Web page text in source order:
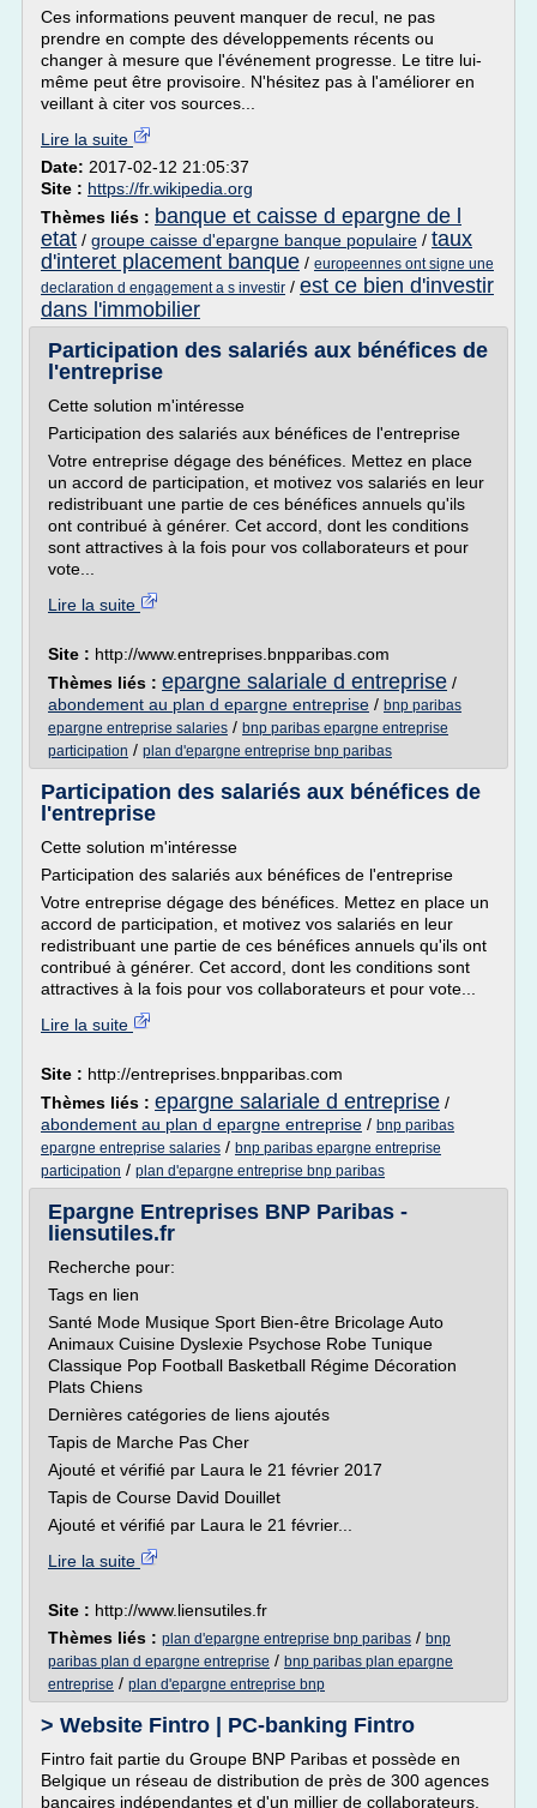
Ces informations peuvent manquer de recul, ne pas
prendre en compte des développements récents ou
changer à mesure que l'événement progresse. Le titre lui-
même peut être provisoire. N'hésitez pas à l'améliorer en
veillant à citer vos sources...
Lire la suite
Date: 2017-02-12 21:05:37
Site : https://fr.wikipedia.org
Thèmes liés : banque et caisse d epargne de l
etat / groupe caisse d'epargne banque populaire / taux
d'interet placement banque / europeennes ont signe une
declaration d engagement a s investir / est ce bien d'investir
dans l'immobilier
Participation des salariés aux bénéfices de
l'entreprise
Cette solution m'intéresse
Participation des salariés aux bénéfices de l'entreprise
Votre entreprise dégage des bénéfices. Mettez en place
un accord de participation, et motivez vos salariés en leur
redistribuant une partie de ces bénéfices annuels qu'ils
ont contribué à générer. Cet accord, dont les conditions
sont attractives à la fois pour vos collaborateurs et pour
vote...
Lire la suite
Site : http://www.entreprises.bnpparibas.com
Thèmes liés : epargne salariale d entreprise /
abondement au plan d epargne entreprise / bnp paribas
epargne entreprise salaries / bnp paribas epargne entreprise
participation / plan d'epargne entreprise bnp paribas
Participation des salariés aux bénéfices de
l'entreprise
Cette solution m'intéresse
Participation des salariés aux bénéfices de l'entreprise
Votre entreprise dégage des bénéfices. Mettez en place un
accord de participation, et motivez vos salariés en leur
redistribuant une partie de ces bénéfices annuels qu'ils ont
contribué à générer. Cet accord, dont les conditions sont
attractives à la fois pour vos collaborateurs et pour vote...
Lire la suite
Site : http://entreprises.bnpparibas.com
Thèmes liés : epargne salariale d entreprise /
abondement au plan d epargne entreprise / bnp paribas
epargne entreprise salaries / bnp paribas epargne entreprise
participation / plan d'epargne entreprise bnp paribas
Epargne Entreprises BNP Paribas -
liensutiles.fr
Recherche pour:
Tags en lien
Santé Mode Musique Sport Bien-être Bricolage Auto
Animaux Cuisine Dyslexie Psychose Robe Tunique
Classique Pop Football Basketball Régime Décoration
Plats Chiens
Dernières catégories de liens ajoutés
Tapis de Marche Pas Cher
Ajouté et vérifié par Laura le 21 février 2017
Tapis de Course David Douillet
Ajouté et vérifié par Laura le 21 février...
Lire la suite
Site : http://www.liensutiles.fr
Thèmes liés : plan d'epargne entreprise bnp paribas / bnp
paribas plan d epargne entreprise / bnp paribas plan epargne
entreprise / plan d'epargne entreprise bnp
> Website Fintro | PC-banking Fintro
Fintro fait partie du Groupe BNP Paribas et possède en
Belgique un réseau de distribution de près de 300 agences
bancaires indépendantes et d'un millier de collaborateurs.